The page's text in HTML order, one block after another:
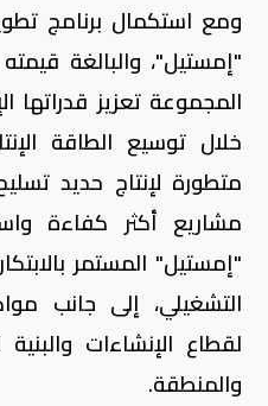
ومع استكمال برنامج
خلال توسيع الطاقة
متطورة لإنتاج حديد
مشاريع أكثر كفاءة
"إمستيل" المستمر
التشغيلي، إلى جانب
لقطاع الإنشاءات
والمنطقة.